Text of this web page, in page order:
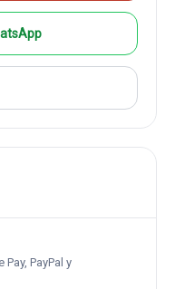
PayPal y